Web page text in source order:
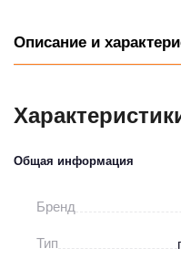
Описание и
Общая информация
Бренд
Тип